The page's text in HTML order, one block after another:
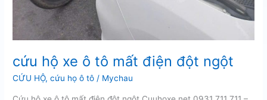
cứu hộ xe ô tô mất điện đột ngột
CỨU HỘ,cứu họ ô tô / Mychau